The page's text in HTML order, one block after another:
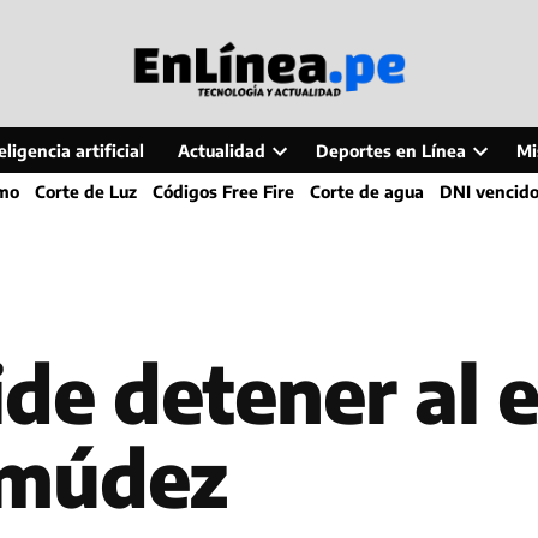
artificial Actualidad
Open
dropdown
Deportes en Línea
Open
dropdown
Corte de Luz Códigos Free Fire Corte de agua DNI vencido
detener al